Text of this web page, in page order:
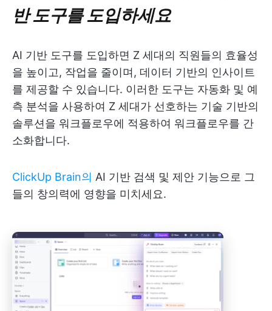
반 도구를 도입하세요
AI 기반 도구를 도입하면 Z 세대의 직원들의 효율성
을 높이고, 작업을 줄이며, 데이터 기반의 인사이트
를 제공할 수 있습니다. 이러한 도구는 자동화 및 예
측 분석을 사용하여 Z 세대가 선호하는 기술 기반의
솔루션을 워크플로우에 적용하여 워크플로우를 간
소화합니다.
ClickUp Brain의 AI 기반 검색 및 제안 기능으로 그
들의 창의력에 영향을 미치세요.